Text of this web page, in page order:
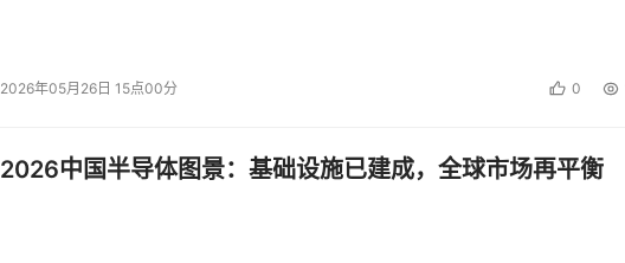
2026年05月26日 15点00分 0
2026中国半导体图景：基础设施已建成，全球市场再平衡